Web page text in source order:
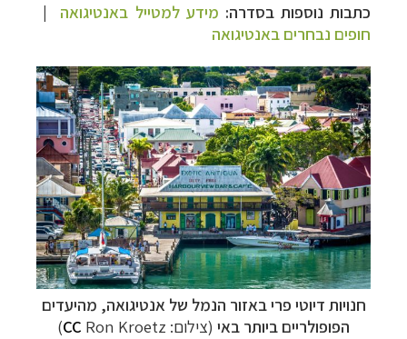
כתבות נוספות בסדרה: מידע למטייל באנטיגואה |
חופים נבחרים באנטיגואה
חנויות דיוטי פרי באזור הנמל של אנטיגואה, מהיעדים
הפופולריים ביותר באי (צילום: CC Ron Kroetz)